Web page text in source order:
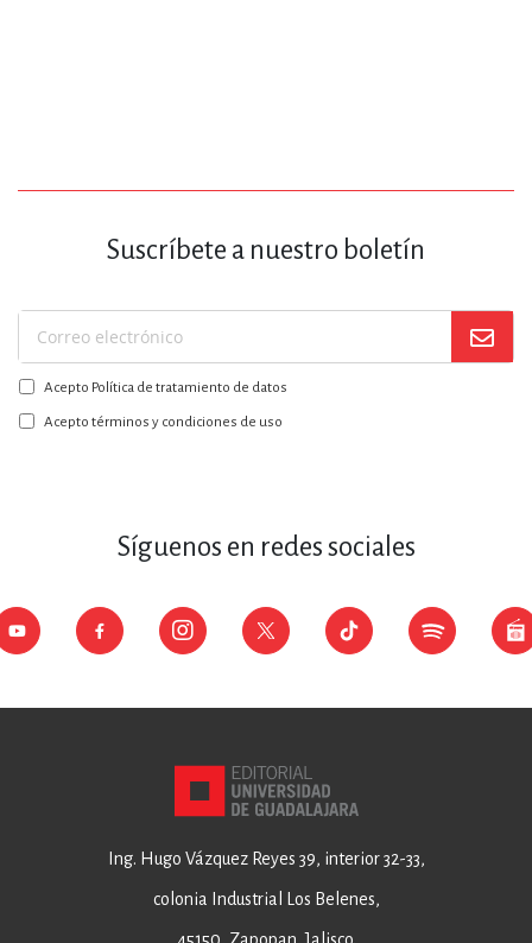
Suscríbete a nuestro boletín
Suscríbase
a
nuestro
boletín:
Acepto Política de tratamiento de datos
Acepto términos y condiciones de uso
Síguenos en redes sociales
Ing. Hugo Vázquez Reyes 39, interior 32-33,
colonia Industrial Los Belenes,